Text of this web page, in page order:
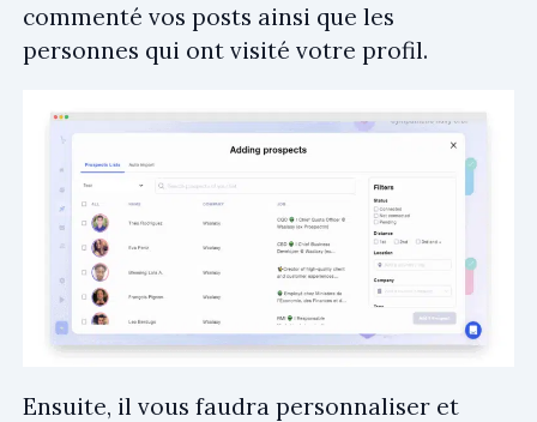
commenté vos posts ainsi que les
personnes qui ont visité votre profil.
Ensuite, il vous faudra personnaliser et